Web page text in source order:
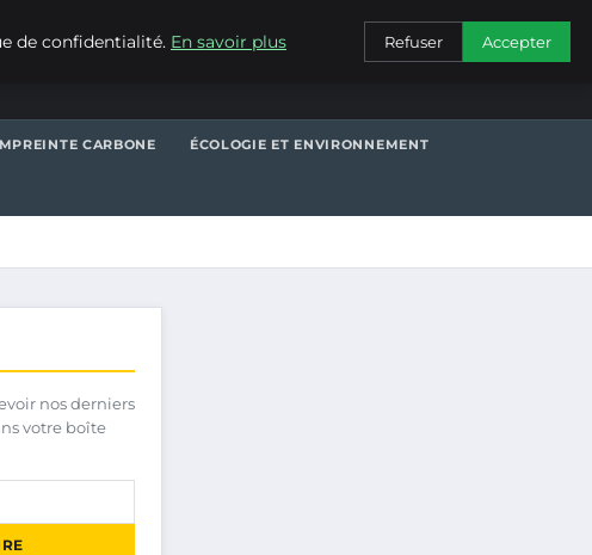
CONTACT
CARBONE ÉCOLOGIE ET ENVIRONNEMENT
nos derniers
votre boîte
de confidentialité. En savoir plus Refuser Accepter